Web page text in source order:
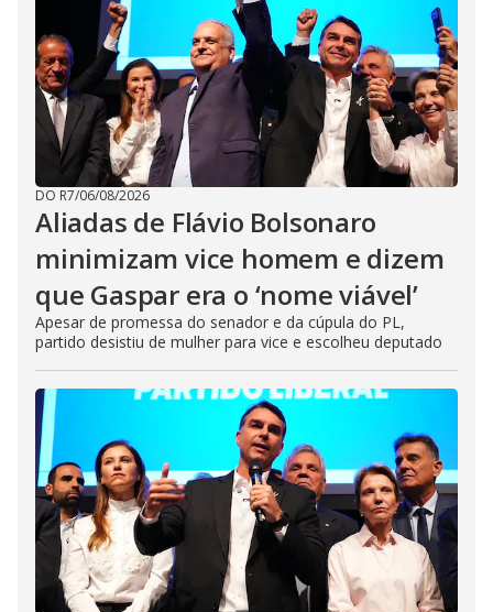
DO R7/06/08/2026
Aliadas de Flávio Bolsonaro
minimizam vice homem e dizem
que Gaspar era o ‘nome viável’
Apesar de promessa do senador e da cúpula do PL,
partido desistiu de mulher para vice e escolheu deputado